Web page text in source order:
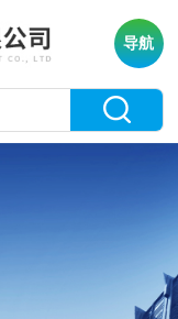
导航